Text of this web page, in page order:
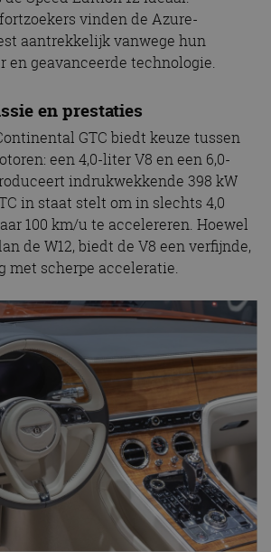
vinden de Azure-
aantrekkelijk vanwege hun
en geavanceerde technologie.
en prestaties
GTC biedt keuze tussen
een 4,0-liter V8 en een 6,0-
indrukwekkende 398 kW
in staat stelt om in slechts 4,0
100 km/u te accelereren. Hoewel
de W12, biedt de V8 een verfijnde,
met scherpe acceleratie.